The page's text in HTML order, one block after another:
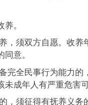
。
，须双方自愿。收养
意。
完全民事行为能力的
未成年人有严重危害
，须征得有抚养义务